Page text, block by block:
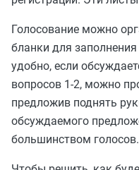
Голосование можно
бланки для
удобно, если
вопросов 1-2, можно
предложив поднять
обсуждаемого
большинством голосов.